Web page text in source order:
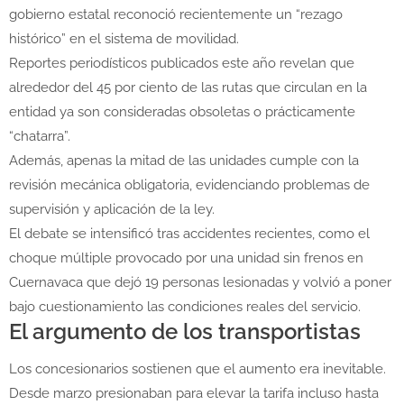
gobierno estatal reconoció recientemente un “rezago
histórico” en el sistema de movilidad.
Reportes periodísticos publicados este año revelan que
alrededor del 45 por ciento de las rutas que circulan en la
entidad ya son consideradas obsoletas o prácticamente
“chatarra”.
Además, apenas la mitad de las unidades cumple con la
revisión mecánica obligatoria, evidenciando problemas de
supervisión y aplicación de la ley.
El debate se intensificó tras accidentes recientes, como el
choque múltiple provocado por una unidad sin frenos en
Cuernavaca que dejó 19 personas lesionadas y volvió a poner
bajo cuestionamiento las condiciones reales del servicio.
El argumento de los transportistas
Los concesionarios sostienen que el aumento era inevitable.
Desde marzo presionaban para elevar la tarifa incluso hasta